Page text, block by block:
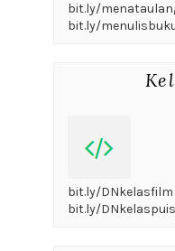
bit.ly/
bit.ly/
bit.ly/
bit.ly/